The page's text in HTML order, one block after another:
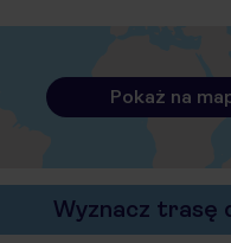
Pokaż na
Wyznacz trasę